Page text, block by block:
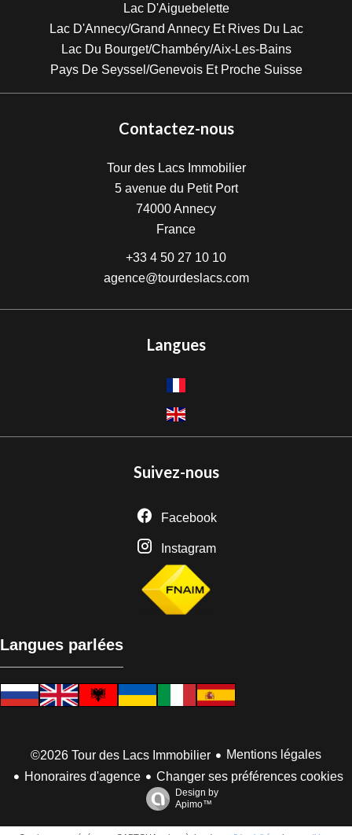
Lac D'Aiguebelette
Lac D'Annecy/Grand Annecy Et Rives Du Lac
Lac Du Bourget/Chambéry/Aix-Les-Bains
Pays De Seyssel/Genevois Et Proche Suisse
Contactez-nous
Tour des Lacs Immobilier
5 avenue du Petit Port
74000Annecy
France
+33 4 50 27 10 10
agence@tourdeslacs.com
Langues
Suivez-nous
Facebook
Instagram
Langues parlées
©2026 Tour des Lacs Immobilier
Mentions légales
Honoraires d'agence
Changer ses préférences cookies
Design by
Apimo™